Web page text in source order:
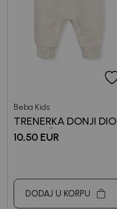
Beba Kids
TRENERKA DONJI DIO
ZA DJEČAKE BASIC
10,50 EUR
DODAJ U KORPU